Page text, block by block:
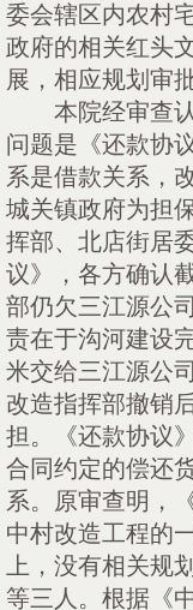
委会辖区内农村
政府的相关红头
展，相应规划审
本院经审查
问题是《还款协
系是借款关系，
城关镇政府为担
挥部、北店街居
议》，各方确认
部仍欠三江源公
责在于沟河建设
米交给三江源公
改造指挥部撤销
担。《还款协议
合同约定的偿还
系。原审查明，
中村改造工程的
上，没有相关规
等三人。根据《